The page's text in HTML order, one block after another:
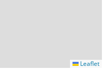
Leaflet